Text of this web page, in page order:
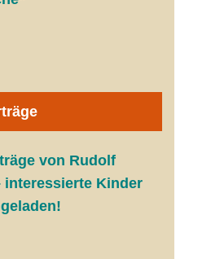
von Rudolf
interessierte Kinder